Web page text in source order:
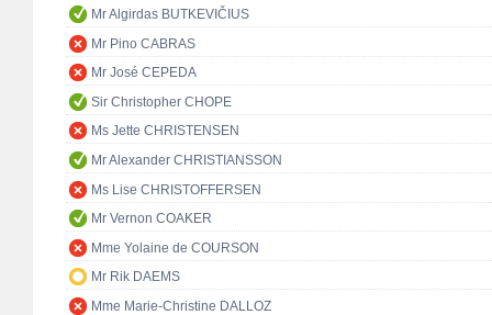
Mr Algirdas BUTKEVIČIUS
Mr Pino CABRAS
Mr José CEPEDA
Sir Christopher CHOPE
Ms Jette CHRISTENSEN
Mr Alexander CHRISTIANSSON
Ms Lise CHRISTOFFERSEN
Mr Vernon COAKER
Mme Yolaine de COURSON
Mr Rik DAEMS
Mme Marie-Christine DALLOZ